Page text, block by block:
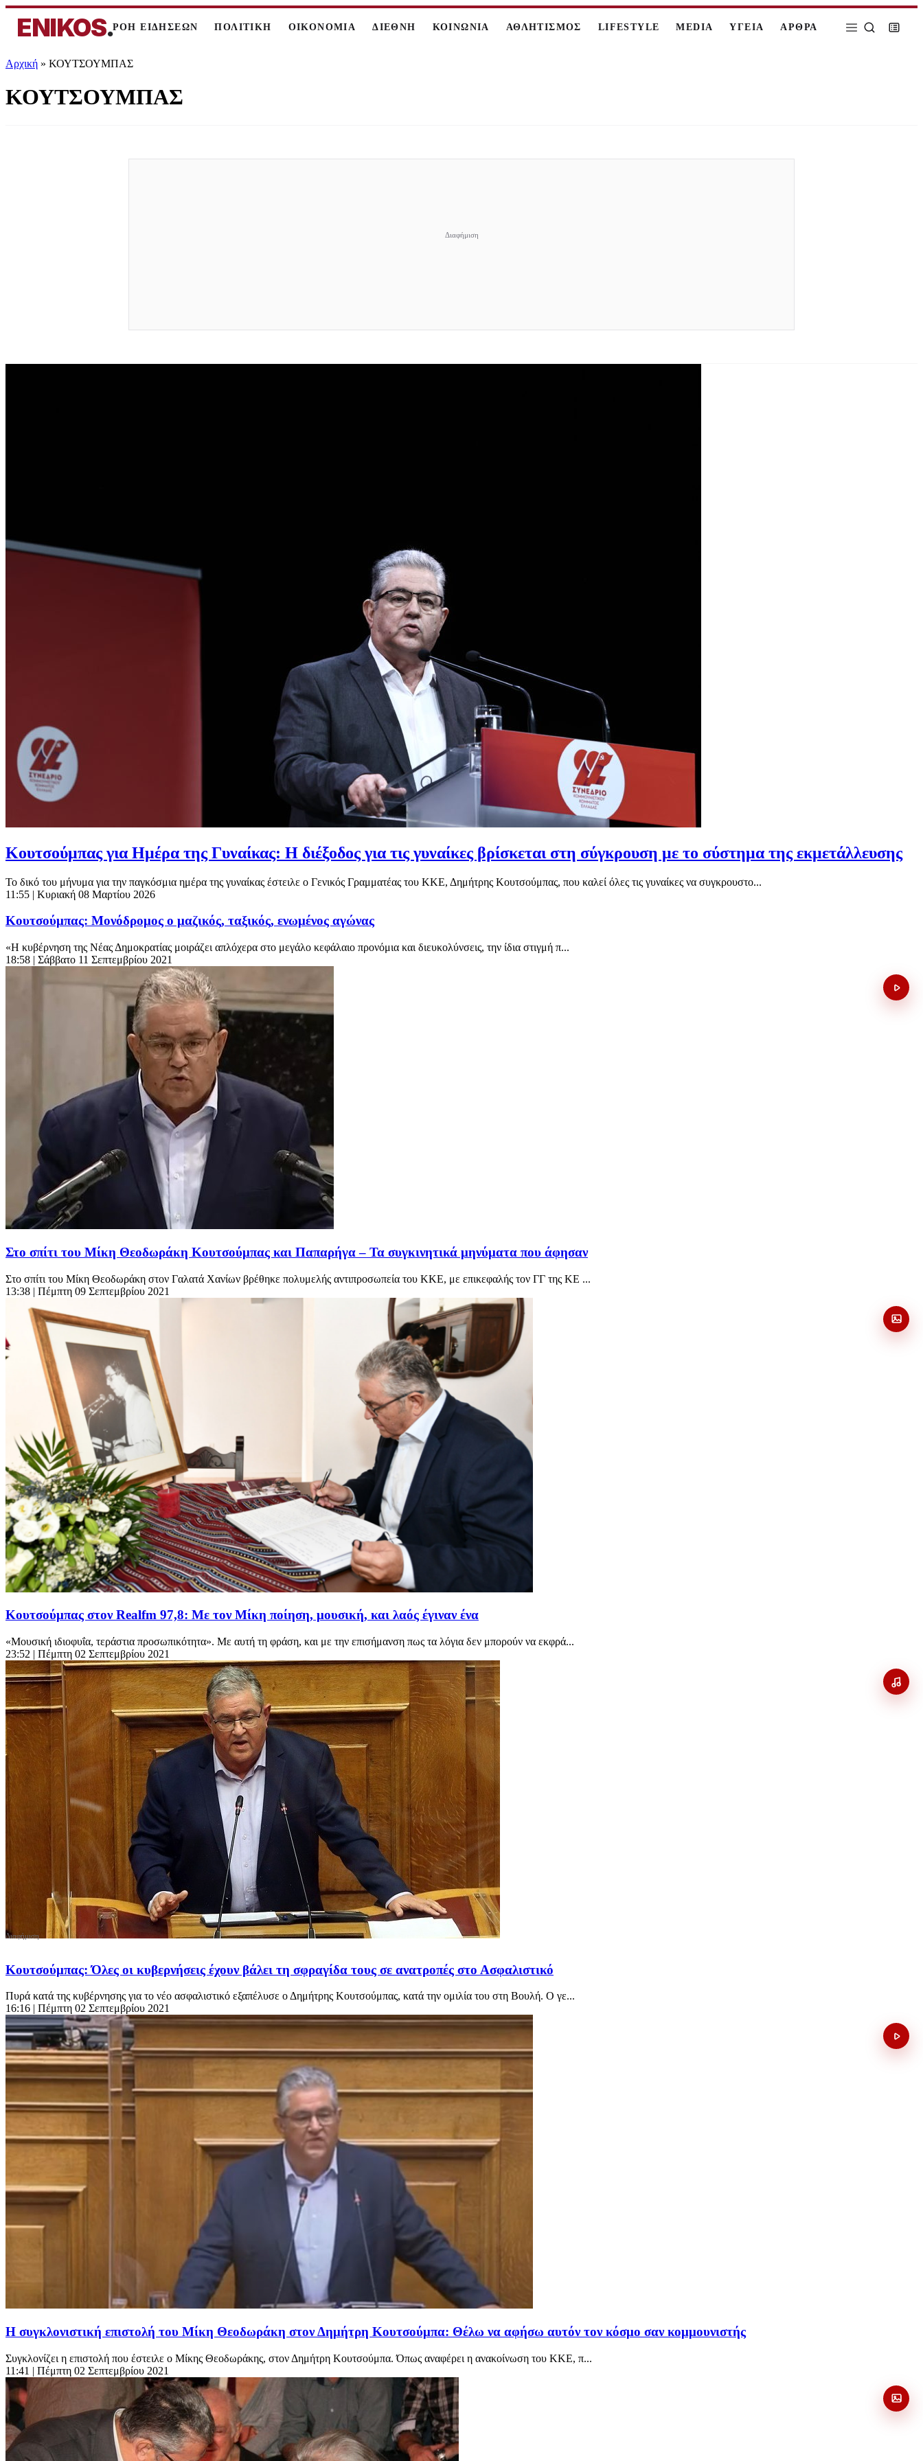
ENIKOS.ΡΟΗ ΕΙΔΗΣΕΩΝ ΠΟΛΙΤΙΚΗ ΟΙΚΟΝΟΜΙΑ ΔΙΕΘΝΗ ΚΟΙΝΩΝΙΑ ΑΘΛΗΤΙΣΜΟΣ LIFESTYLE MEDIA ΥΓΕΙΑ ΑΡΘΡΑ
Αρχική » ΚΟΥΤΣΟΥΜΠΑΣ
ΚΟΥΤΣΟΥΜΠΑΣ
Κουτσούμπας για Ημέρα της Γυναίκας: Η διέξοδος για τις γυναίκες βρίσκεται στη σύγκρουση με το σύστημα της εκμετάλλευσης
Το δικό του μήνυμα για την παγκόσμια ημέρα της γυναίκας έστειλε ο Γενικός Γραμματέας του ΚΚΕ, Δημήτρης Κουτσούμπας, που καλεί όλες τις γυναίκες να συγκρουστο...
11:55 | Κυριακή 08 Μαρτίου 2026
Κουτσούμπας: Μονόδρομος ο μαζικός, ταξικός, ενωμένος αγώνας
«Η κυβέρνηση της Νέας Δημοκρατίας μοιράζει απλόχερα στο μεγάλο κεφάλαιο προνόμια και διευκολύνσεις, την ίδια στιγμή π...
18:58 | Σάββατο 11 Σεπτεμβρίου 2021
Στο σπίτι του Μίκη Θεοδωράκη Κουτσούμπας και Παπαρήγα – Τα συγκινητικά μηνύματα που άφησαν
Στο σπίτι του Μίκη Θεοδωράκη στον Γαλατά Χανίων βρέθηκε πολυμελής αντιπροσωπεία του ΚΚΕ, με επικεφαλής τον ΓΓ της ΚΕ ...
13:38 | Πέμπτη 09 Σεπτεμβρίου 2021
Κουτσούμπας στον Realfm 97,8: Με τον Μίκη ποίηση, μουσική, και λαός έγιναν ένα
«Μουσική ιδιοφυΐα, τεράστια προσωπικότητα». Με αυτή τη φράση, και με την επισήμανση πως τα λόγια δεν μπορούν να εκφρά...
23:52 | Πέμπτη 02 Σεπτεμβρίου 2021
Κουτσούμπας: Όλες οι κυβερνήσεις έχουν βάλει τη σφραγίδα τους σε ανατροπές στο Ασφαλιστικό
Πυρά κατά της κυβέρνησης για το νέο ασφαλιστικό εξαπέλυσε ο Δημήτρης Κουτσούμπας, κατά την ομιλία του στη Βουλή. Ο γε...
16:16 | Πέμπτη 02 Σεπτεμβρίου 2021
Η συγκλονιστική επιστολή του Μίκη Θεοδωράκη στον Δημήτρη Κουτσούμπα: Θέλω να αφήσω αυτόν τον κόσμο σαν κομμουνιστής
Συγκλονίζει η επιστολή που έστειλε ο Μίκης Θεοδωράκης, στον Δημήτρη Κουτσούμπα. Όπως αναφέρει η ανακοίνωση του ΚΚΕ, π...
11:41 | Πέμπτη 02 Σεπτεμβρίου 2021